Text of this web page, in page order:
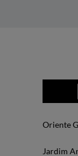
Oriente
Jardim